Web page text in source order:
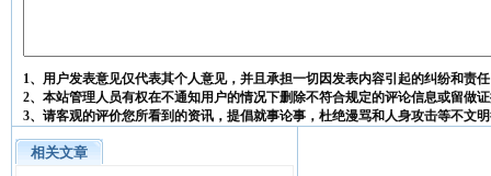
1、用户发表意见仅代表其个人意见，并且承担一切因发表内容引起的纠纷和责
2、本站管理人员有权在不通知用户的情况下删除不符合规定的评论信息或留做
3、请客观的评价您所看到的资讯，提倡就事论事，杜绝漫骂和人身攻击等不文
相关文章